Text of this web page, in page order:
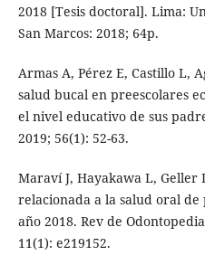
2018 [Tesis doctoral]. Lima:
San Marcos: 2018; 64p.
Armas A, Pérez E, Castillo L,
salud bucal en preescolares
el nivel educativo de sus
2019; 56(1): 52-63.
Maraví J, Hayakawa L, Geller
relacionada a la salud oral
año 2018. Rev de
11(1): e219152.